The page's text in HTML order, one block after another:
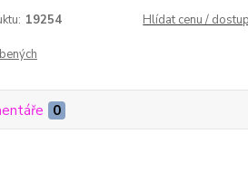
19254 Hlídat cenu /
0